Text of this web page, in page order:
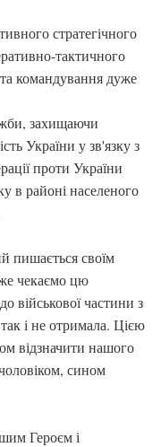
стратегічного
тактичного
командування дуже
захищаючи
України у зв'язку з
проти України
в районі населеного
пишається своїм
чекаємо цю
військової частини з
і не отримала. Цією
відзначити нашого
сином
Героєм і